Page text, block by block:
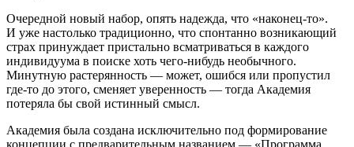
Очередной новый набор, опять надежда, что «наконец-то».
И уже настолько традиционно, что спонтанно возникающий
страх принуждает пристально всматриваться в каждого
индивидуума в поиске хоть чего-нибудь необычного.
Минутную растерянность — может, ошибся или пропустил
где-то до этого, сменяет уверенность — тогда Академия
потеряла бы свой истинный смысл.
Академия была создана исключительно под формирование